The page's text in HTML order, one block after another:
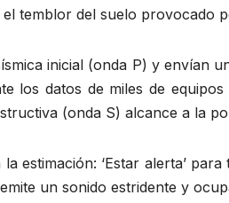
temblor del suelo provocado
inicial (onda P) y envían
los datos de miles de
(onda S) alcance a la
estimación: ‘Estar alerta’
un sonido estridente y